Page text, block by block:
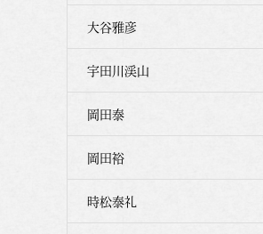
大谷雅彦
宇田川渓山
岡田泰
岡田裕
時松泰礼